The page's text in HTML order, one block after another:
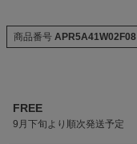
商品番号 APR5A41W02F08
FREE
9月下旬より順次発送予定